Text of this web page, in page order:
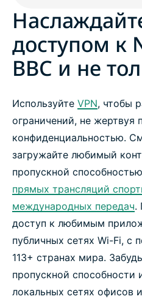
Мессенджеры и
Игры и музыка
Руководства и не только
ЧаВо: потоковые
Как подключиться к VPN
Смотрите видео онлайн
Преимущества
Установите ExpressVPN
доступом к
BBC и не
Используйте VPN, чтобы
ограничений, не жертвуя
конфиденциальностью.
загружайте любимый
пропускной
прямых трансляций
международных передач.
доступ к любимым
публичных сетях Wi-Fi, с
113+ странах мира.
пропускной способности
локальных сетях офисов